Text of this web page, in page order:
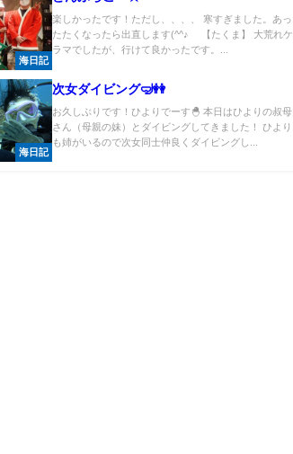
海日記
楽しかったです！ただし、、、、 寒すぎました。あっ
たたくなったら出直します(^^♪ 【たくま】 大荒れケ
ラマでしたが、行けて良かったです。...
海日記
次女ダイビング🤿👭
お久しぶりです！ひよりでーす🐣 本日はひよりの叔母
さん（母親の妹）とダイビングしてきました！ ひより
も姉がいるので次女同士仲良くダイビングし...